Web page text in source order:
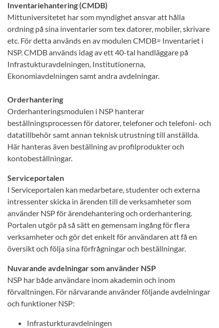
Inventariehantering (CMDB)
Mittuniversitetet har som myndighet ansvar att hålla
ordning på sina inventarier som tex datorer, mobiler, skrivare
etc. För detta används en av modulen CMDB= Inventariet i
NSP. CMDB används idag av ett 40-tal handläggare på
Infrastukturavdelningen, Institutionerna,
Ekonomiavdelningen samt andra avdelningar.
Orderhantering
Orderhanteringsmodulen i NSP hanterar
beställningsprocessen för datorer, telefoner och telefoni- och
datatillbehör samt annan teknisk utrustning till anställda.
Här hanteras även beställning av profilprodukter och
kontobeställningar.
Serviceportalen
I Serviceportalen kan medarbetare, studenter och externa
intressenter skicka in ärenden till de verksamheter som
använder NSP för ärendehantering och orderhantering.
Portalen utgör på så sätt en gemensam ingång för flera
verksamheter och gör det enkelt för användaren att få en
översikt och följa sina förfrågningar och beställningar.
Nuvarande avdelningar som använder NSP
NSP har både användare inom akademin och inom
förvaltningen. För närvarande använder följande avdelningar
och funktioner NSP:
Infrasturkturavdelningen